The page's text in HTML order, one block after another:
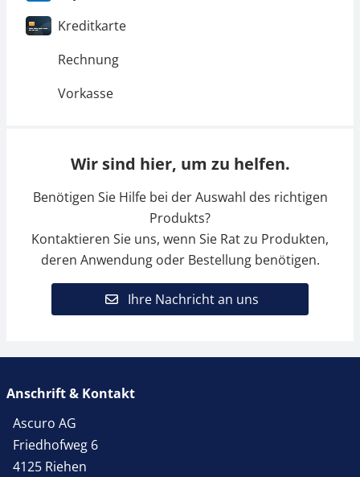
Mikroskop Okular
KERN OBB-A1351
CHF 85,50
Mikroskopadapter
KERN OBB-A1136
CHF 157,50
CHF 170,26 inkl. Mwst.
Phasenkontrasteinheit
CHF 423,00
CHF 457,26 inkl. Mwst.
Kreditkarte
Rechnung
Vorkasse
Wir sind hier, um zu helfen.
Benötigen Sie Hilfe bei der Auswahl des richtigen
Produkts?
Kontaktieren Sie uns, wenn Sie Rat zu Produkten,
deren Anwendung oder Bestellung benötigen.
Ihre Nachricht an uns
Anschrift & Kontakt
Ascuro AG
Friedhofweg 6
4125 Riehen